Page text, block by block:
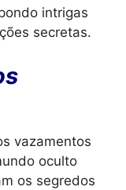
intrigas
secretas.
vazamentos
oculto
os segredos